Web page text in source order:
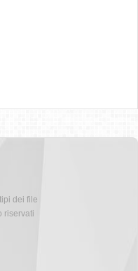
dei file
riservati